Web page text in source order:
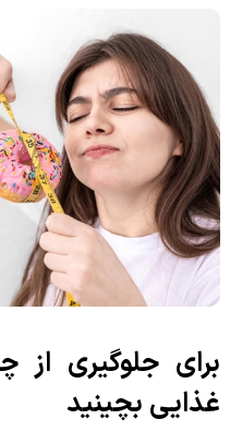
برای جلوگیری از
غذایی بچینید